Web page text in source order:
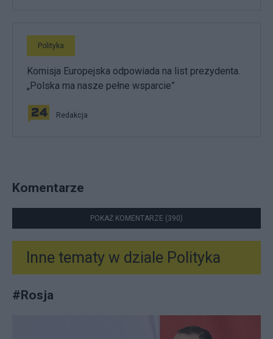
Polityka
Komisja Europejska odpowiada na list prezydenta.
„Polska ma nasze pełne wsparcie”
Redakcja
Komentarze
POKAŻ KOMENTARZE (390)
Inne tematy w dziale Polityka
#Rosja